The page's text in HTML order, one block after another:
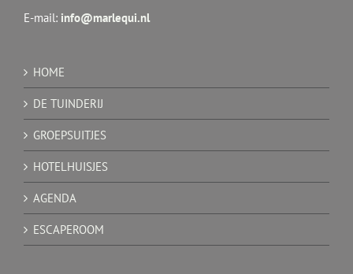
E-mail: info@marlequi.nl
HOME
DE TUINDERIJ
GROEPSUITJES
HOTELHUISJES
AGENDA
ESCAPEROOM